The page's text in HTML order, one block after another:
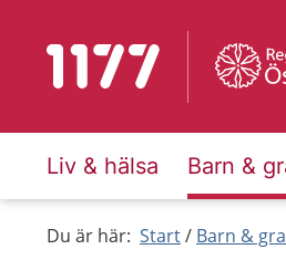
Till startsidan för 1177
Liv & hälsa Barn &
Du är här: Start Barn &